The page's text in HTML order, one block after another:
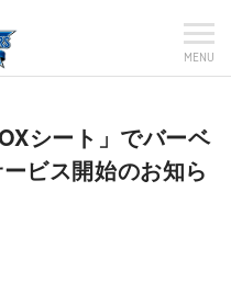
MENU
シート」でバーベ
ビス開始のお知ら